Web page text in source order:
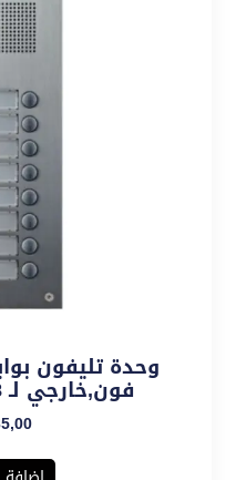
وحدة تليفون
فون,خارجي لـ 8 شقق ,DR-8UM